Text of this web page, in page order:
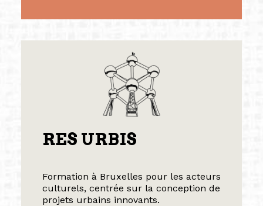
RES URBIS
Formation à Bruxelles pour les acteurs
culturels, centrée sur la conception de
projets urbains innovants.